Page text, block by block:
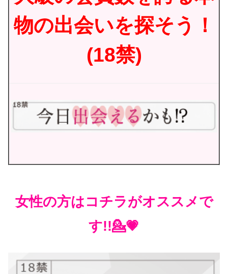
物の出会いを探そう！
(18禁)
女性の方はコチラがオススメで
す!!💁💗